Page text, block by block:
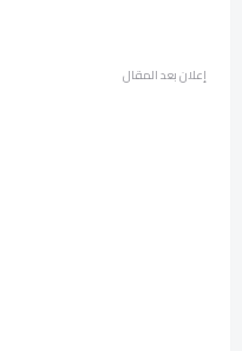
إعلان بعد المقال